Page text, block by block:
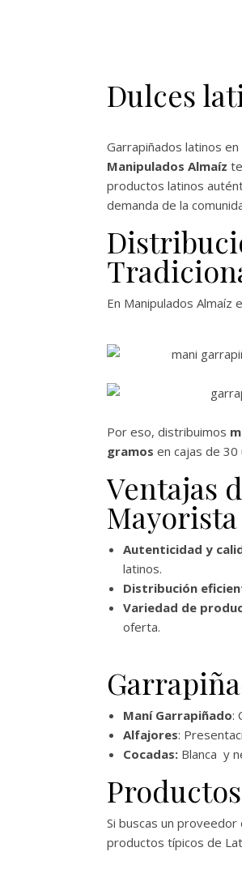
Dulces
Garrapiñados latinos
Manipulados Almaíz
productos latinos
demanda de la
En Manipulados
Por eso, distribuimos
gramos en cajas de
Ventajas
Mayorista
Autenticidad y
latinos.
Distribución
Variedad de
oferta.
Maní Garrapiñado:
Alfajores:
Cocadas: Blanca y
Si buscas un
productos típicos de